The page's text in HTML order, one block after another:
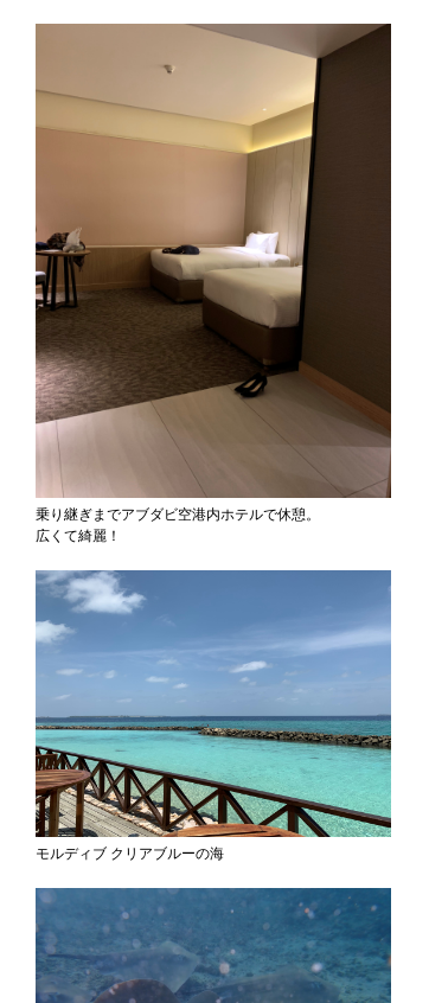
乗り継ぎまでアブダビ空港内ホテルで休憩。
広くて綺麗！
モルディブ クリアブルーの海